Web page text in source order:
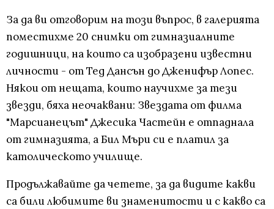
За да ви отговорим на този въпрос, в галерията
поместихме 20 снимки от гимназиалните
годишници, на които са изобразени известни
личности - от Тед Дансън до Дженифър Лопес.
Някои от нещата, които научихме за тези
звезди, бяха неочаквани: Звездата от филма
"Марсианецът" Джесика Частейн е отпаднала
от гимназията, а Бил Мъри си е платил за
католическото училище.
Продължавайте да четете, за да видите какви
са били любимите ви знаменитости и с какво са